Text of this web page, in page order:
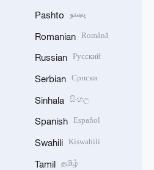
Pashto پښتو
Romanian Română
Russian Русский
Serbian Српски
Sinhala සිංහල
Spanish Español
Swahili Kiswahili
Tamil தமிழ்